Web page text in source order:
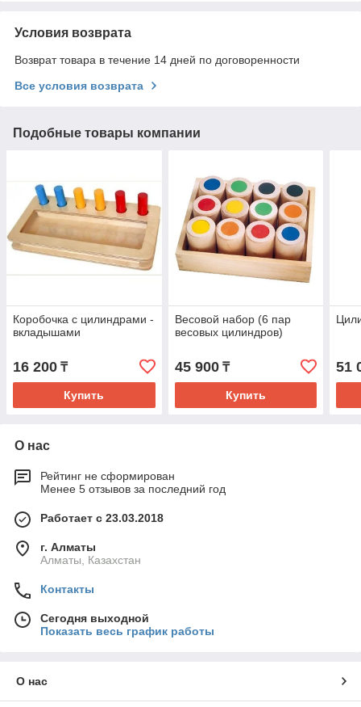
Условия возврата
Возврат товара в течение 14 дней по договоренности
Все условия возврата
Подобные товары компании
Коробочка с цилиндрами -
вкладышами
16 200 ₸
Купить
Весовой набор (6 пар
весовых цилиндров)
45 900₸
Купить
51
О нас
Рейтинг не сформирован
Менее 5 отзывов за последний год
Работает с 23.03.2018
г. Алматы
Алматы, Казахстан
Контакты
Сегодня выходной
Показать весь график работы
О нас